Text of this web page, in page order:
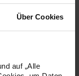
Über Cookies
auf „Alle